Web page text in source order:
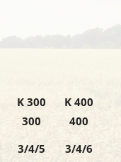
K 300
K 400
300
400
3/4/5
3/4/6